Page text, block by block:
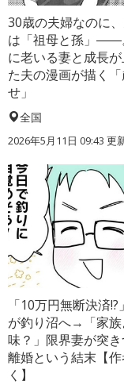
30歳の夫婦なのに
は「祖母と孫」――
に老いる妻と成長
た夫の漫画が描く
せ」
全国
2026年5月11日 09:43 更
「10万円無断決済
が釣り沼へ→「家族
味？」限界妻が突
離婚という結末【
く】